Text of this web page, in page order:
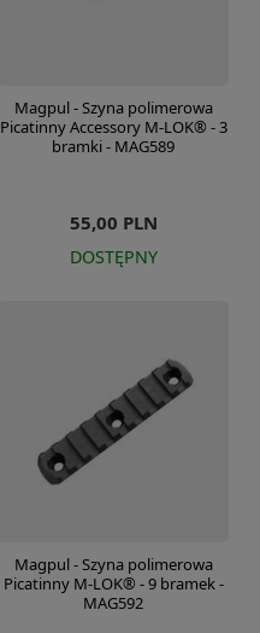
Magpul - Szyna polimerowa
Picatinny Accessory M-LOK® - 3
bramki - MAG589
55,00 PLN
DOSTĘPNY
Magpul - Szyna polimerowa
Picatinny M-LOK® - 9 bramek -
MAG592